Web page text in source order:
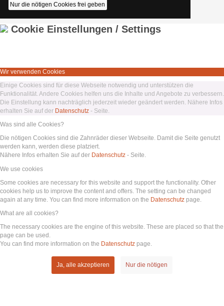
Nur die nötigen Cookies frei geben
Cookie Einstellungen / Settings
Wir verwenden Cookies
Einige Cookies sind für diese Webseite notwendig und unterstützen die
Funktionalität. Andere Cookies helfen uns die Inhalte und Angebote zu verbessern.
Die Einstellung kann nachträglich jederzeit wieder geändert werden. Nähere Infos
erhalten Sie auf der Datenschutz - Seite.
Was sind alle Cookies?
Die nötigen Cookies sind die Zahnräder dieser Webseite. Damit die Seite genutzt
werden kann, werden diese platziert.
Nähere Infos erhalten Sie auf der Datenschutz - Seite.
We use cookies
Some cookies are necessary for this website and support the functionality. Other
cookies help us to improve the content and offers. The setting can be changed
again at any time. You can find more information on the Datenschutz page.
What are all cookies?
The necessary cookies are the engine of this website. These are placed so that the
page can be used.
You can find more information on the Datenschutz page.
Ja, alle akzeptieren Nur die nötigen